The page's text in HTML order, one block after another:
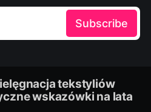
Subscribe
tekstyliów
wskazówki na lata